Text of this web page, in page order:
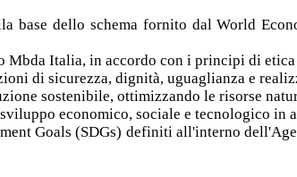
dello schema fornito dal World
Italia, in accordo con i principi di
di sicurezza, dignità, uguaglianza e
sostenibile, ottimizzando le risorse
economico, sociale e tecnologico in
Goals (SDGs) definiti all'interno